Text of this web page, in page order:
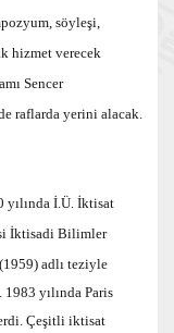
söyleşi,
hizmet verecek
Sencer
raflarda yerini alacak.
yılında İ.Ü. İktisat
İktisadi Bilimler
adlı teziyle
yılında Paris
Çeşitli iktisat